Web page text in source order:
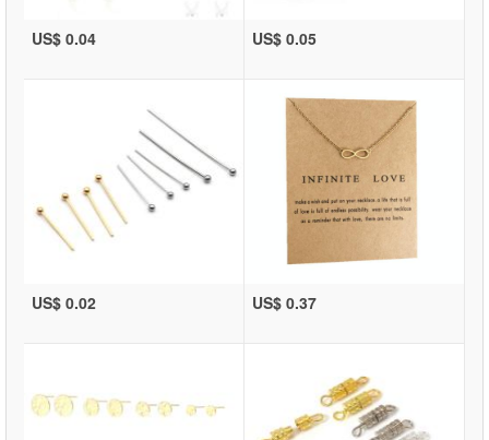
US$ 0.04 US$ 0.05
US$ 0.02 US$ 0.37